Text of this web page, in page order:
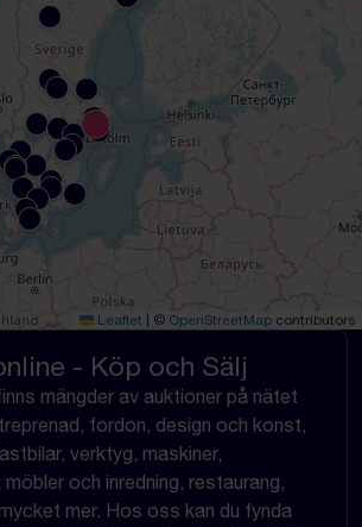
Leaflet © OpenStreetMap contributors
- Köp och Sälj
mängder av auktioner på nätet
fordon, design och konst,
verktyg, maskiner,
och inredning, restaurang,
mer. Hos oss kan du fynda